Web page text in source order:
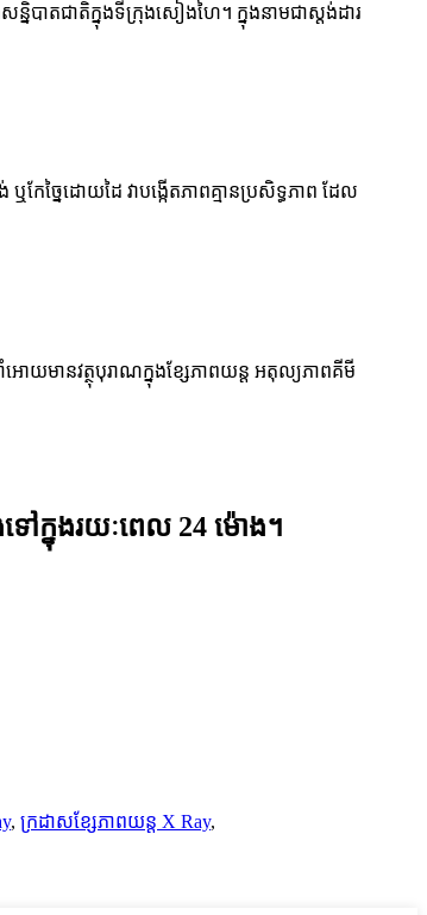
និបាតជាតិក្នុងទីក្រុងសៀងហៃ។ ក្នុង​នាម​ជា​ស្តង់ដារ​
ច្នៃដោយដៃ វាបង្កើតភាពគ្មានប្រសិទ្ធភាព ដែល
យមានវត្ថុបុរាណក្នុងខ្សែភាពយន្ត អតុល្យភាពគីមី
ក្នុងរយៈពេល 24 ម៉ោង។
, ក្រដាសខ្សែភាពយន្ត X Ray,